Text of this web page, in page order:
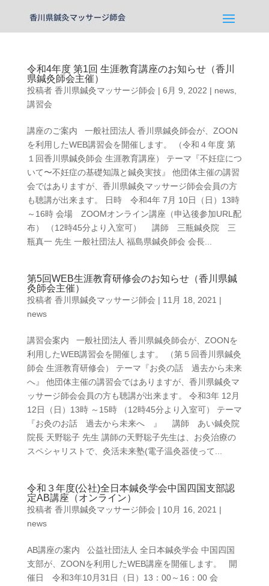
令和4年度 第1回 生涯教育講座のお知らせ（香川
県鍼灸師会主催）
投稿者 香川県鍼灸マッサージ師会 | 6月 9, 2022 | news,
講習会
講座のご案内 一般社団法人 香川県鍼灸師会が、ZOON
を利用したWEB講習会を開催します。 （令和４年度 第
１回香川県鍼灸師会 生涯教育講座） テーマ『不妊症につ
いて〜不妊症の基礎知識と鍼灸実技』 他団体主催の講習
会ではありますが、香川県鍼灸マッサージ師会会員の方
も聴講が出来ます。 日時 令和4年 7月 10日（日）13時
～16時 会場 ZOOMオンライン講座（申込後参加URL配
布） （12時45分より入室可） 講師 三瓶鍼灸院 三
瓶真一 先生 一般社団法人 福島県鍼灸師会 会長...
第5回WEB生涯教育研修会のお知らせ（香川県鍼
灸師会主催）
投稿者 香川県鍼灸マッサージ師会 | 11月 18, 2021 |
news
講習会案内 一般社団法人 香川県鍼灸師会が、ZOONを
利用したWEB講習会を開催します。 （第５回香川県鍼灸
師会 生涯教育研修会） テーマ『お灸の話 過去から未来
へ』 他団体主催の講習会ではありますが、香川県鍼灸マ
ッサージ師会会員の方も聴講が出来ます。 令和3年 12月
12日（日）13時 ～15時 （12時45分より入室可） テーマ
『お灸のお話 過去から未来へ 』 講師 あい鍼灸院
院長 天野聡子 先生 講師の天野聡子先生は、お灸治療の
スペシャリストで、灸活未来塾(電子温灸器使って...
令和３年度(公社)全日本鍼灸学会中国四国支部認
定AB講座（オンライン）
投稿者 香川県鍼灸マッサージ師会 | 10月 16, 2021 |
news
AB講座の案内 公益社団法人 全日本鍼灸学会 中国四国
支部が、ZOONを利用したWEB講座を開催します。 開
催日 令和3年10月31日（日）13：00～16：00 会